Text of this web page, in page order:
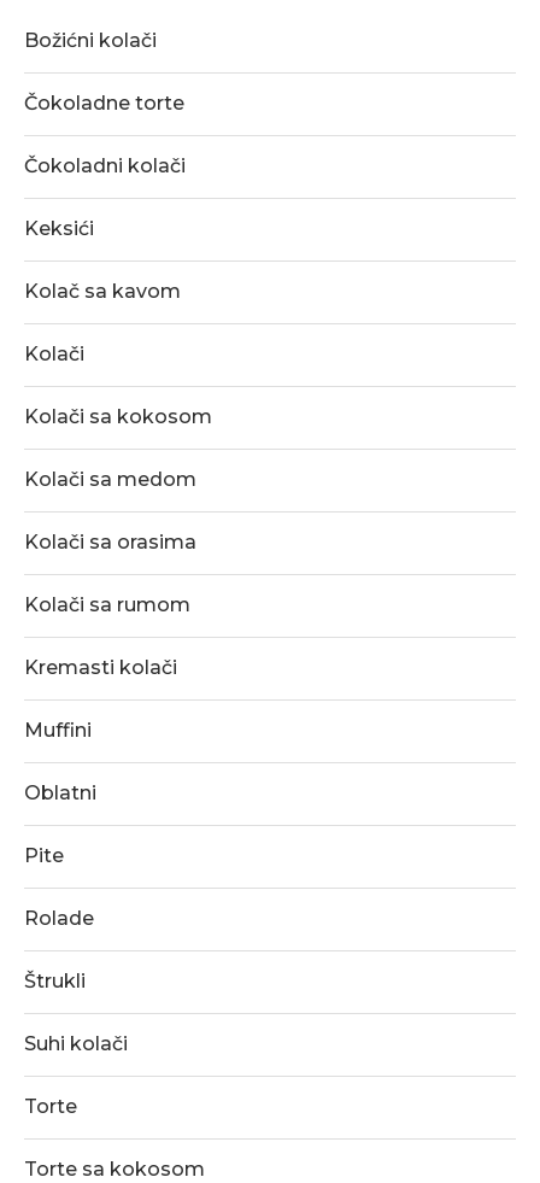
Božićni kolači
Čokoladne torte
Čokoladni kolači
Keksići
Kolač sa kavom
Kolači
Kolači sa kokosom
Kolači sa medom
Kolači sa orasima
Kolači sa rumom
Kremasti kolači
Muffini
Oblatni
Pite
Rolade
Štrukli
Suhi kolači
Torte
Torte sa kokosom